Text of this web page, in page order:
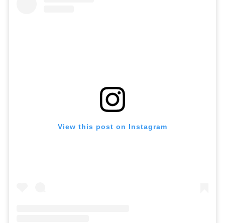
View this post on Instagram